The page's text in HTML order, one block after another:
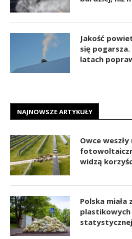
Jakość
się
latach
NAJNOWSZE ARTYKUŁY
Owce
widzą
Polska miała
plastikowych